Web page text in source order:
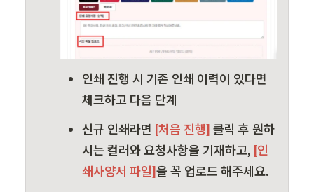
인쇄 진행 시 기존 인쇄 이력이 있다면
체크하고 다음 단계
신규 인쇄라면 [처음 진행] 클릭 후 원하
시는 컬러와 요청사항을 기재하고, [인
쇄사양서 파일]을 꼭 업로드 해주세요.